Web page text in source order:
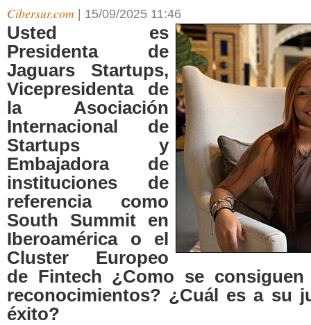
Cibersur.com 15/09/2025 11:46
Usted es
Presidenta de
Jaguars Startups,
Vicepresidenta de
la Asociación
Internacional de
Startups y
Embajadora de
instituciones de
referencia como
South Summit en
Iberoamérica o el
Cluster Europeo
de Fintech ¿Como se
reconocimientos? ¿Cuál es a su
éxito?